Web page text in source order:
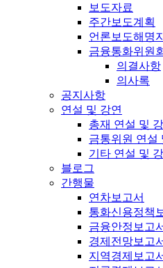
보도자료
주간보도계획
언론보도해명
금융통화위원
의결사항
의사록
공지사항
연설 및 강연
총재 연설 및
금통위원 연설
기타 연설 및
블로그
간행물
연차보고서
통화신용정책
금융안정보고
경제전망보고
지역경제보고